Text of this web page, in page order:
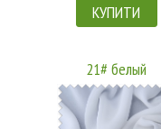
КУПИТИ
21# белый